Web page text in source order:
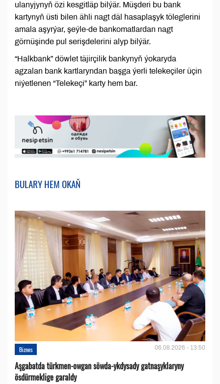
ulanyjynyň özi kesgitläp bilýär. Müşderi bu bank
kartynyň üsti bilen ähli nagt däl hasaplaşyk töleglerini
amala aşyrýar, şeýle-de bankomatlardan nagt
görnüşinde pul serişdelerini alyp bilýär.
“Halkbank” döwlet täjirçilik bankynyň ýokaryda
agzalan bank kartlaryndan başga ýerli telekeçiler üçin
niýetlenen “Telekeçi” karty hem bar.
BULARY HEM OKAŇ
Biznes 06.08.2026 - 13:50
Aşgabatda türkmen-owgan söwda-ykdysady gatnaşyklaryny
ösdürmeklige garaldy